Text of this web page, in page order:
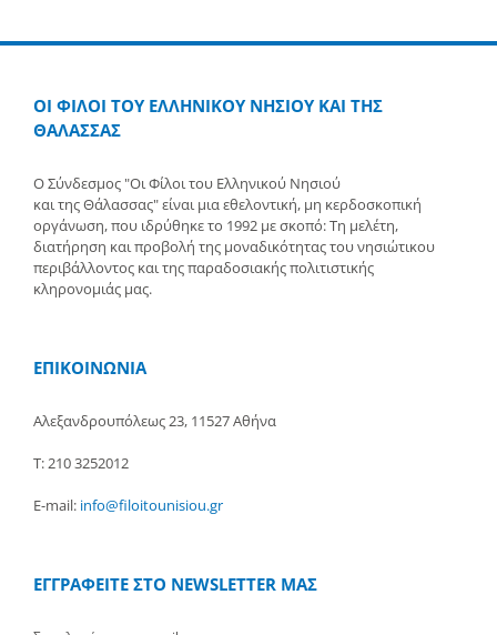
ΟΙ ΦΙΛΟΙ ΤΟΥ ΕΛΛΗΝΙΚΟΥ ΝΗΣΙΟΥ ΚΑΙ ΤΗΣ
ΘΑΛΑΣΣΑΣ
Ο Σύνδεσμος "Οι Φίλοι του Ελληνικού Νησιού
και της Θάλασσας" είναι μια εθελοντική, μη κερδοσκοπική
οργάνωση, που ιδρύθηκε το 1992 με σκοπό: Τη μελέτη,
διατήρηση και προβολή της μοναδικότητας του νησιώτικου
περιβάλλοντος και της παραδοσιακής πολιτιστικής
κληρονομιάς μας.
ΕΠΙΚΟΙΝΩΝΙΑ
Αλεξανδρουπόλεως 23, 11527 Αθήνα
Τ: 210 3252012
E-mail: info@filoitounisiou.gr
ΕΓΓΡΑΦΕΙΤΕ ΣΤΟ NEWSLETTER ΜΑΣ